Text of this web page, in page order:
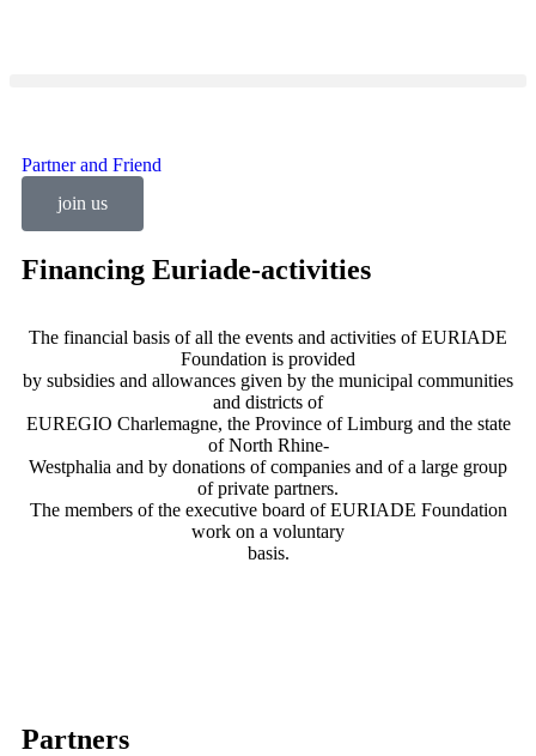
Partner and Friend
join us
Financing Euriade-activities
The financial basis of all the events and activities of EURIADE
Foundation is provided
by subsidies and allowances given by the municipal communities
and districts of
EUREGIO Charlemagne, the Province of Limburg and the state
of North Rhine-
Westphalia and by donations of companies and of a large group
of private partners.
The members of the executive board of EURIADE Foundation
work on a voluntary
basis.
Partners